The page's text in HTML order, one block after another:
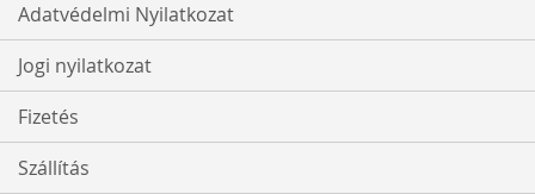
Adatvédelmi Nyilatkozat
Jogi nyilatkozat
Fizetés
Szállítás